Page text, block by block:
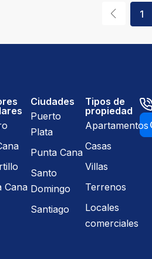
1
Cana
Ciudades
Puerto
Plata
Punta Cana
Santo
Domingo
Santiago
Tipos de
propiedad
Apartamentos
Casas
Villas
Terrenos
Locales
comerciales